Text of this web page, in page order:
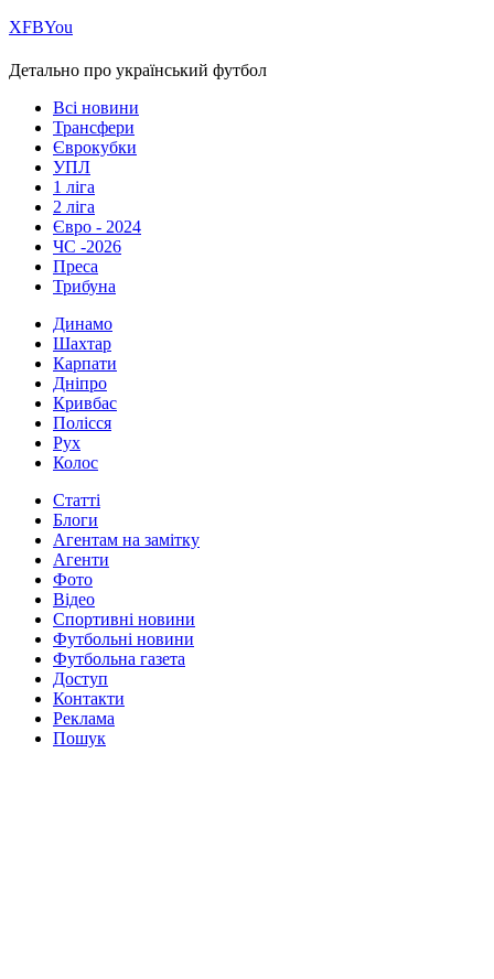
ХFBYou
Детально про український футбол
Всі новини
Трансфери
Єврокубки
УПЛ
1 ліга
2 ліга
Євро - 2024
ЧС -2026
Преса
Трибуна
Динамо
Шахтар
Карпати
Дніпро
Кривбас
Полісся
Рух
Колос
Статті
Блоги
Агентам на замітку
Агенти
Фото
Відео
Спортивні новини
Футбольні новини
Футбольна газета
Доступ
Контакти
Реклама
Пошук